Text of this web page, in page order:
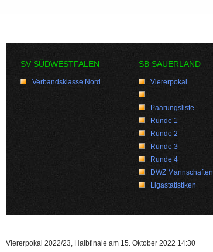
SV SÜDWESTFALEN
Verbandsklasse Nord
SB SAUERLAND
Viererpokal
Paarungsliste
Runde 1
Runde 2
Runde 3
Runde 4
DWZ Mannschaften
Ligastatistiken
Viererpokal 2022/23, Halbfinale am 15. Oktober 2022 14:30